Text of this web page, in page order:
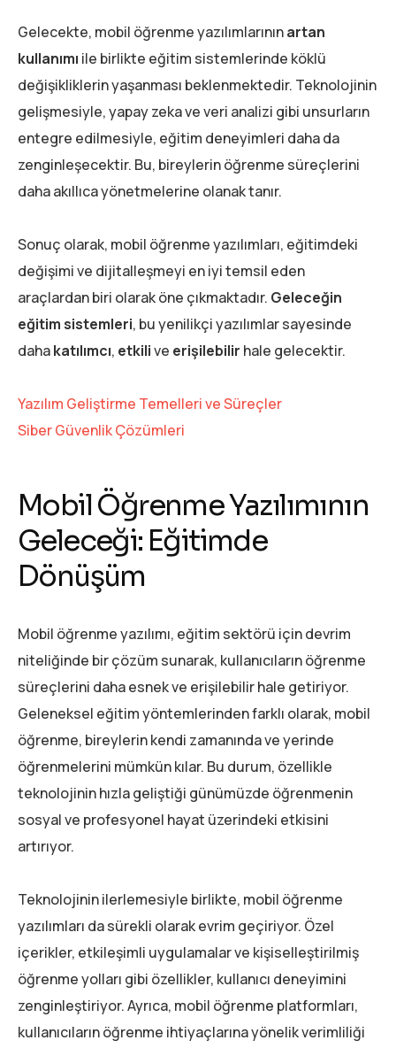
Gelecekte, mobil öğrenme yazılımlarınınartan
kullanımı ile birlikte eğitim sistemlerinde köklü
değişikliklerin yaşanması beklenmektedir. Teknolojinin
gelişmesiyle, yapay zeka ve veri analizi gibi unsurların
entegre edilmesiyle, eğitim deneyimleri daha da
zenginleşecektir. Bu, bireylerin öğrenme süreçlerini
daha akıllıca yönetmelerine olanak tanır.
Sonuç olarak, mobil öğrenme yazılımları, eğitimdeki
değişimi ve dijitalleşmeyi en iyi temsil eden
araçlardan biri olarak öne çıkmaktadır. Geleceğin
eğitim sistemleri, bu yenilikçi yazılımlar sayesinde
dahakatılımcı, etkilive erişilebilir hale gelecektir.
Yazılım Geliştirme Temelleri ve Süreçler
Siber Güvenlik Çözümleri
Mobil Öğrenme Yazılımının
Geleceği: Eğitimde
Dönüşüm
Mobil öğrenme yazılımı, eğitim sektörü için devrim
niteliğinde bir çözüm sunarak, kullanıcıların öğrenme
süreçlerini daha esnek ve erişilebilir hale getiriyor.
Geleneksel eğitim yöntemlerinden farklı olarak, mobil
öğrenme, bireylerin kendi zamanında ve yerinde
öğrenmelerini mümkün kılar. Bu durum, özellikle
teknolojinin hızla geliştiği günümüzde öğrenmenin
sosyal ve profesyonel hayat üzerindeki etkisini
artırıyor.
Teknolojinin ilerlemesiyle birlikte, mobil öğrenme
yazılımları da sürekli olarak evrim geçiriyor. Özel
içerikler, etkileşimli uygulamalar ve kişiselleştirilmiş
öğrenme yolları gibi özellikler, kullanıcı deneyimini
zenginleştiriyor. Ayrıca, mobil öğrenme platformları,
kullanıcıların öğrenme ihtiyaçlarına yönelik verimliliği